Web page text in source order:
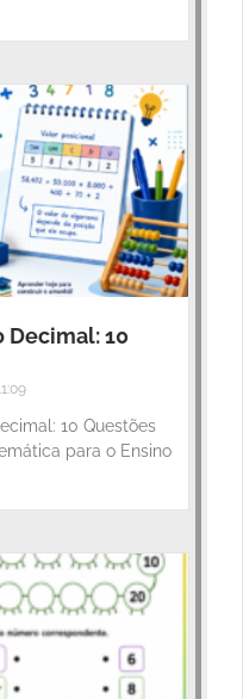
Decimal: 10
10 Questões
para o Ensino